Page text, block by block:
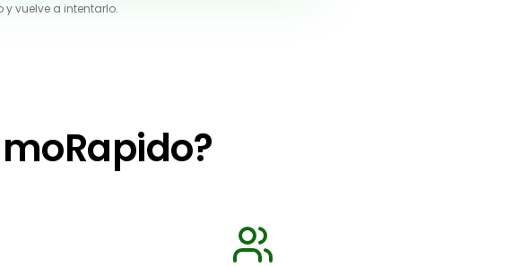
y vuelve a intentarlo.